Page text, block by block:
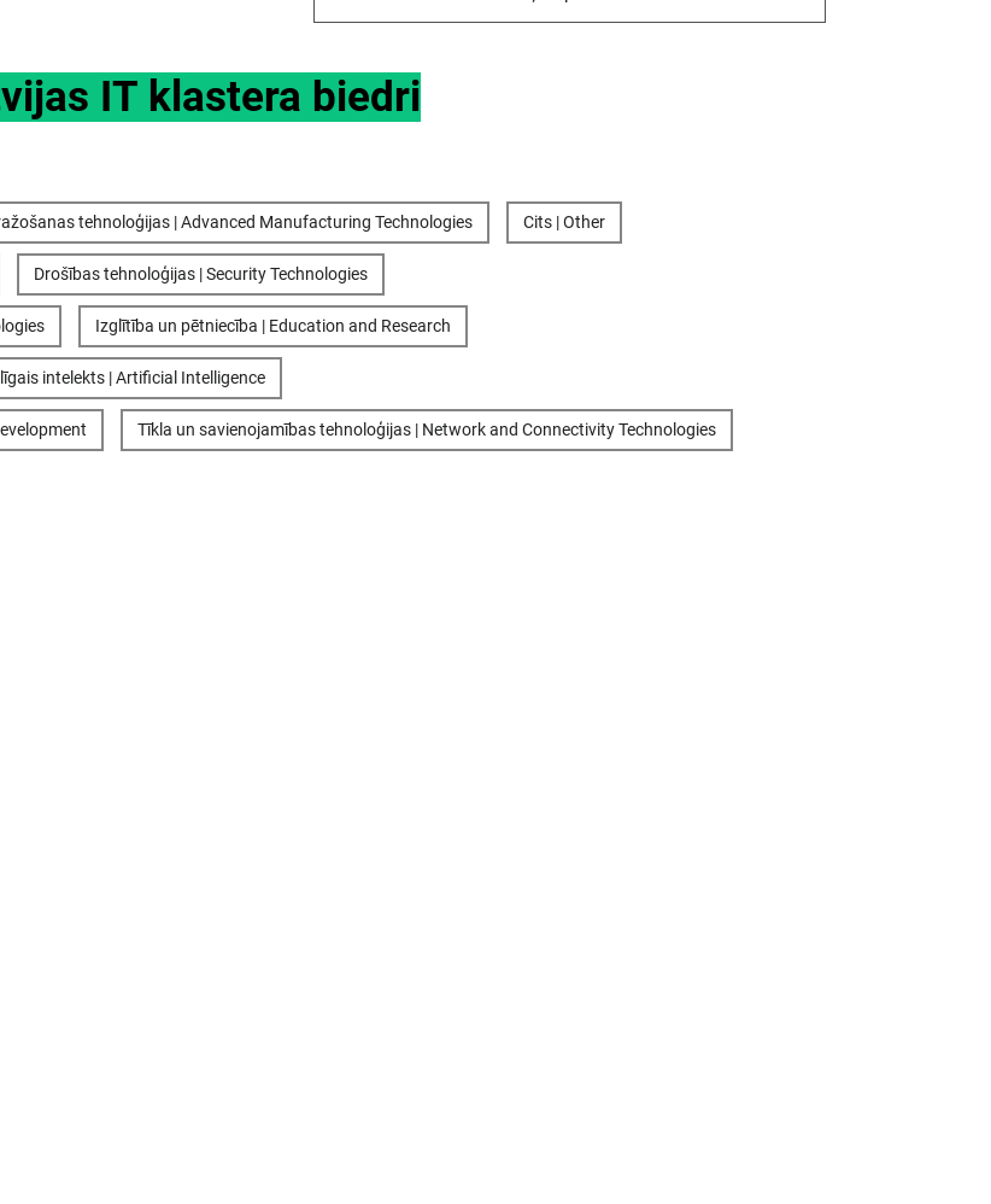
IT klastera biedri
tehnoloģijas | Advanced Manufacturing Technologies Cits | Other
Drošības tehnoloģijas | Security Technologies
Izglītība un pētniecība | Education and Research
intelekts | Artificial Intelligence
Tīkla un savienojamības tehnoloģijas | Network and Connectivity Technologies